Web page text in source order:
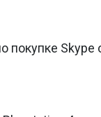
покупке Skype